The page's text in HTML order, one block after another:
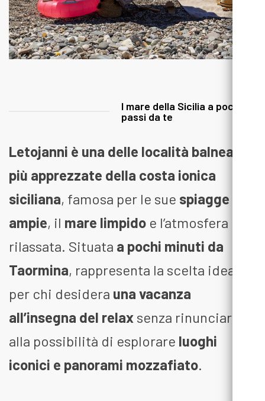
l mare della Sicilia a pochi
passi da te
Letojanni è una delle località balneari
più apprezzate della costa ionica
siciliana, famosa per le sue spiagge
ampie, il mare limpido e l’atmosfera
rilassata. Situata a pochi minuti da
Taormina, rappresenta la scelta ideale
per chi desidera una vacanza
all’insegna del relax senza rinunciare
alla possibilità di esplorare luoghi
iconici e panorami mozzafiato.